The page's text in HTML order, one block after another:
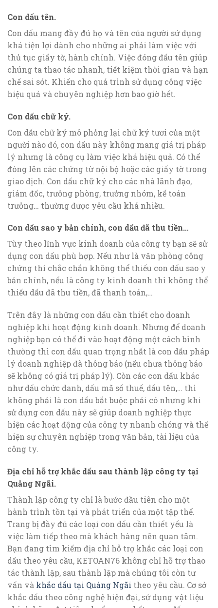
Con dấu tên.
Con dấu mang đầy đủ họ và tên của người sử dụng
khá tiện lợi dành cho những ai phải làm việc với
thủ tục giấy tờ, hành chính. Việc đóng đấu tên giúp
chúng ta thao tác nhanh, tiết kiệm thời gian và hạn
chế sai sót. Khiến cho quá trình sử dụng công việc
hiệu quả và chuyên nghiệp hơn bao giờ hết.
Con dấu chữ ký.
Con dấu chữ ký mô phỏng lại chữ ký tươi của một
người nào đó, con dấu này không mang giá trị pháp
lý nhưng là công cụ làm việc khá hiệu quả. Có thể
đóng lên các chứng từ nội bộ hoặc các giấy tờ trong
giao dịch. Con dấu chữ ký cho các nhà lãnh đạo,
giám đốc, trưởng phòng, trưởng nhóm, kế toán
trưởng… thường được yêu cầu khá nhiều.
Con dấu sao y bản chính, con dấu đã thu tiền…
Tùy theo lĩnh vực kinh doanh của công ty bạn sẽ sử
dụng con dấu phù hợp. Nếu như là văn phòng công
chứng thì chắc chắn không thể thiếu con dấu sao y
bản chính, nếu là công ty kinh doanh thì không thể
thiếu dấu đã thu tiền, đã thanh toán,…
Trên đây là những con dấu cần thiết cho doanh
nghiệp khi hoạt động kinh doanh. Nhưng để doanh
nghiệp bạn có thể đi vào hoạt động một cách bình
thường thì con dấu quan trọng nhất là con dấu pháp
lý doanh nghiệp đã thông báo (nếu chưa thông báo
sẽ không có giá trị pháp lý). Còn các con dấu khác
như dấu chức danh, dấu mã số thuế, dấu tên,… thì
không phải là con dấu bắt buộc phải có nhưng khi
sử dụng con dấu này sẽ giúp doanh nghiệp thực
hiện các hoạt động của công ty nhanh chóng và thể
hiện sự chuyên nghiệp trong văn bản, tài liệu của
công ty.
Địa chỉ hỗ trợ khắc dấu sau thành lập công ty tại
Quảng Ngãi.
Thành lập công ty chỉ là bước đầu tiên cho một
hành trình tồn tại và phát triển của một tập thể.
Trang bị đầy đủ các loại con dấu cần thiết yếu là
việc làm tiếp theo mà khách hàng nên quan tâm.
Bạn đang tìm kiếm địa chỉ hỗ trợ khắc các loại con
dấu theo yêu cầu, KETOAN76 không chỉ hỗ trợ thao
tác thành lập, sau thành lập mà chúng tôi còn tư
vấn và khắc dấu tại Quảng Ngãi theo yêu cầu. Cơ sở
khắc dấu theo công nghệ hiện đại, sử dụng vật liệu